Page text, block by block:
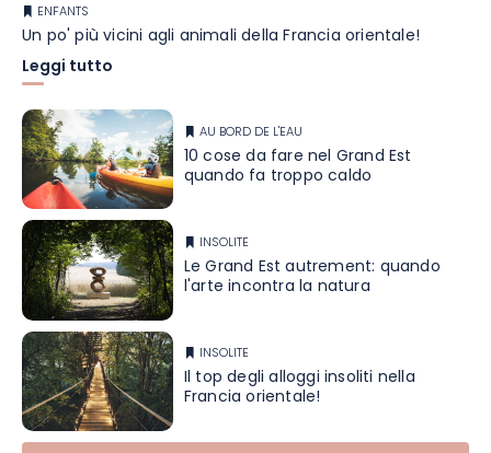
ENFANTS
Un po' più vicini agli animali della Francia orientale!
Leggi tutto
AU BORD DE L'EAU
10 cose da fare nel Grand Est
quando fa troppo caldo
INSOLITE
Le Grand Est autrement: quando
l'arte incontra la natura
INSOLITE
Il top degli alloggi insoliti nella
Francia orientale!